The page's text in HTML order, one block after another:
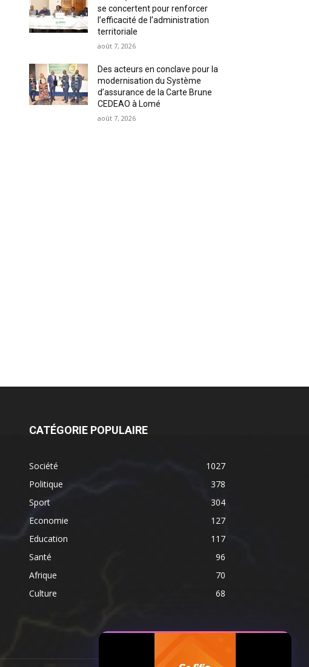
se concertent pour renforcer
l’efficacité de l’administration
territoriale
août 7, 2026
Des acteurs en conclave pour la
modernisation du Système
d’assurance de la Carte Brune
CEDEAO à Lomé
août 7, 2026
CATÉGORIE POPULAIRE
Société
1027
Politique
378
Sport
304
Economie
127
Education
117
Santé
96
Afrique
70
Culture
68